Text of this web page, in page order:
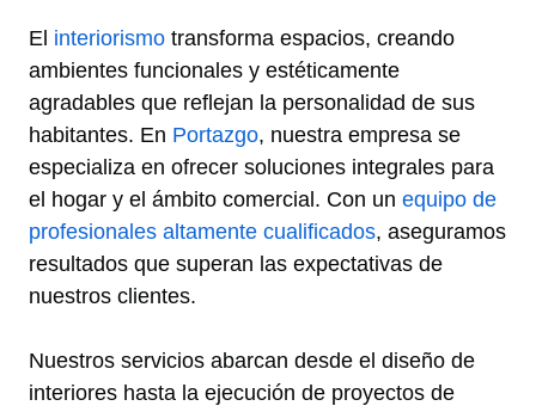
El interiorismo transforma espacios, creando
ambientes funcionales y estéticamente
agradables que reflejan la personalidad de sus
habitantes. En Portazgo, nuestra empresa se
especializa en ofrecer soluciones integrales para
el hogar y el ámbito comercial. Con un equipo de
profesionales altamente cualificados, aseguramos
resultados que superan las expectativas de
nuestros clientes.
Nuestros servicios abarcan desde el diseño de
interiores hasta la ejecución de proyectos de